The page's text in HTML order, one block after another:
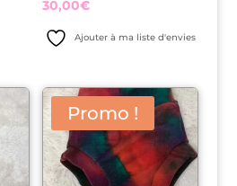
30,00€
Ajouter à ma liste d'envies
Promo !